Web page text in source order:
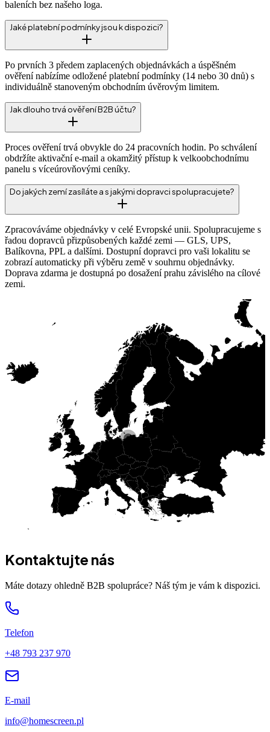
baleních bez našeho loga.
Jaké platební podmínky jsou k dispozici?
Po prvních 3 předem zaplacených objednávkách a úspěšném
ověření nabízíme odložené platební podmínky (14 nebo 30 dnů) s
individuálně stanoveným obchodním úvěrovým limitem.
Jak dlouho trvá ověření B2B účtu?
Proces ověření trvá obvykle do 24 pracovních hodin. Po schválení
obdržíte aktivační e-mail a okamžitý přístup k velkoobchodnímu
panelu s víceúrovňovými ceníky.
Do jakých zemí zasíláte a s jakými dopravci spolupracujete?
Zpracováváme objednávky v celé Evropské unii. Spolupracujeme s
řadou dopravců přizpůsobených každé zemi — GLS, UPS,
Balíkovna, PPL a dalšími. Dostupní dopravci pro vaši lokalitu se
zobrazí automaticky při výběru země v souhrnu objednávky.
Doprava zdarma je dostupná po dosažení prahu závislého na cílové
zemi.
Kontaktujte nás
Máte dotazy ohledně B2B spolupráce? Náš tým je vám k dispozici.
Telefon
+48 793 237 970
E-mail
info@homescreen.pl